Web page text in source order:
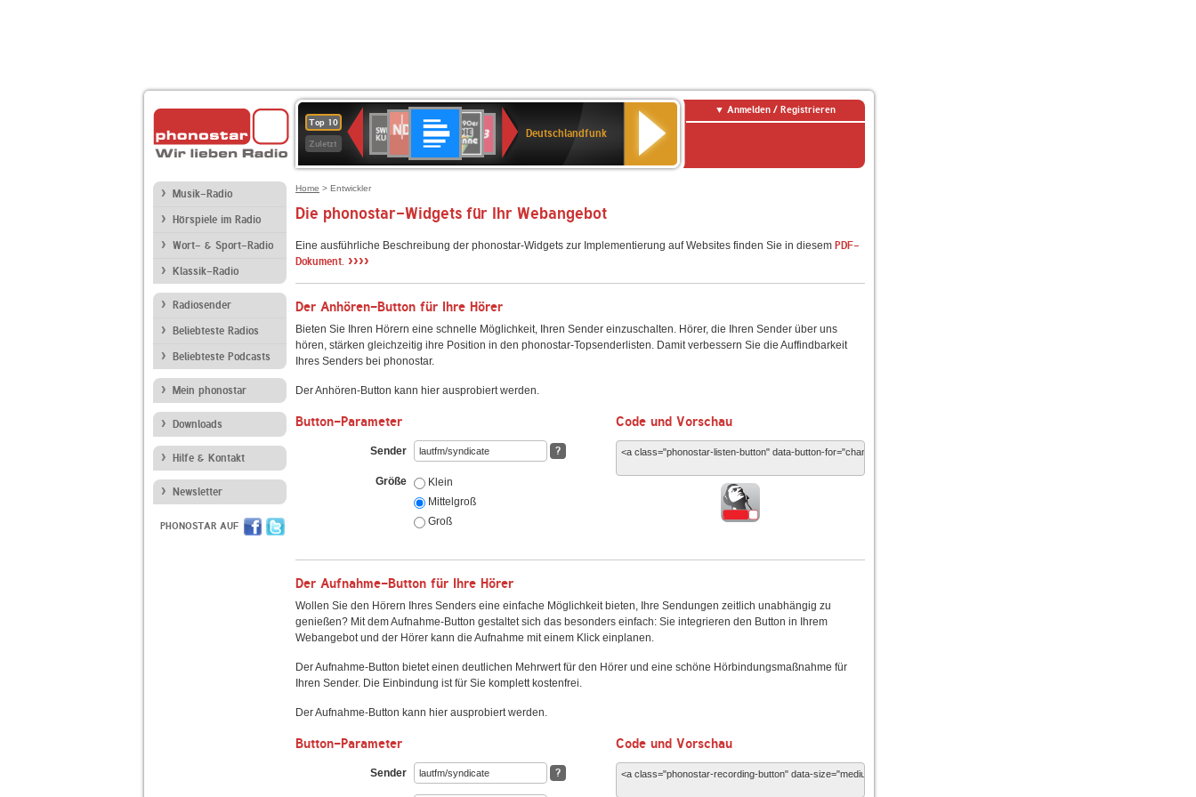
Top 10
Zuletzt
Deutschlandfunk
80er
90er
OLDIE
ANTENNE
SWR3
SWR
Kultur
2
Deutschlandfunk
Anmelden / Registrieren
Musik-Radio
Hörspiele im Radio
Wort- & Sport-Radio
Klassik-Radio
Radiosender
Beliebteste Radios
Beliebteste Podcasts
Mein phonostar
Downloads
Hilfe & Kontakt
Newsletter
PHONOSTAR AUF
Home > Entwickler
Die phonostar-Widgets für Ihr Webangebot
Eine ausführliche Beschreibung der phonostar-Widgets zur Implementierung auf Websites finden Sie in diesem PDF-
Dokument. ››››
Der Anhören-Button für Ihre Hörer
Bieten Sie Ihren Hörern eine schnelle Möglichkeit, Ihren Sender einzuschalten. Hörer, die Ihren Sender über uns
hören, stärken gleichzeitig ihre Position in den phonostar-Topsenderlisten. Damit verbessern Sie die Auffindbarkeit
Ihres Senders bei phonostar.
Der Anhören-Button kann hier ausprobiert werden.
Button-Parameter
Sender ?
Größe
Klein
Mittelgroß
Groß
Code und Vorschau
Der Aufnahme-Button für Ihre Hörer
Wollen Sie den Hörern Ihres Senders eine einfache Möglichkeit bieten, Ihre Sendungen zeitlich unabhängig zu
genießen? Mit dem Aufnahme-Button gestaltet sich das besonders einfach: Sie integrieren den Button in Ihrem
Webangebot und der Hörer kann die Aufnahme mit einem Klick einplanen.
Der Aufnahme-Button bietet einen deutlichen Mehrwert für den Hörer und eine schöne Hörbindungsmaßnahme für
Ihren Sender. Die Einbindung ist für Sie komplett kostenfrei.
Der Aufnahme-Button kann hier ausprobiert werden.
Button-Parameter
Sender ?
Code und Vorschau